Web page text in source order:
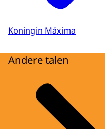
Koningin Máxima
Andere talen